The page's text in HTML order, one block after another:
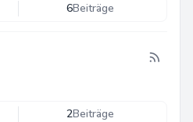
6Beiträge
2Beiträge